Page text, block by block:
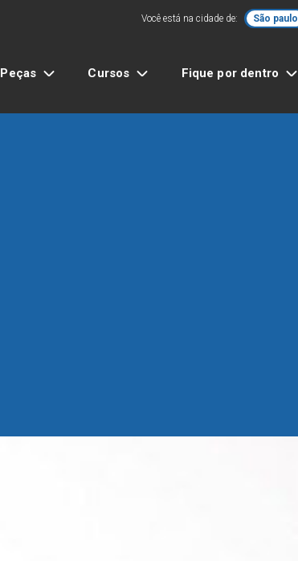
Você está na cidade de: São paulo
Peças Cursos Fique por dentro